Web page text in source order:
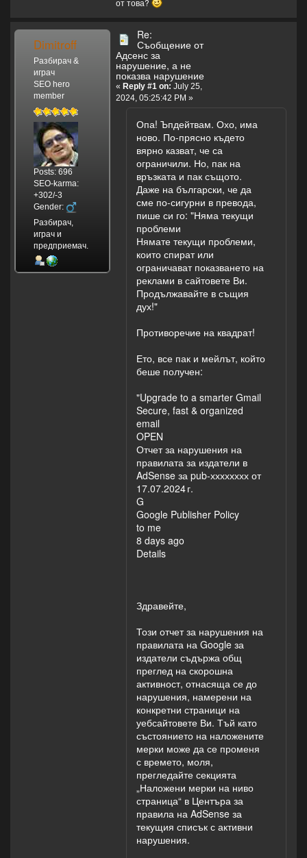
от това?
Dimitroff
Разбирач &
играч
SEO hero
member
Posts: 696
SEO-karma:
+302/-3
Gender:
Разбирач,
играч и
предприемач.
Re:
Съобщение от
Адсенс за
нарушение, а не
показва нарушение
« Reply #1 on: July 25,
2024, 05:25:42 PM »
Опа! Ъпдейтвам. Охо, има
ново. По-прясно където
вярно казват, че са
ограничили. Но, пак на
връзката и пак същото.
Даже на български, че да
сме по-сигурни в превода,
пише си го: "Няма текущи
проблеми
Нямате текущи проблеми,
които спират или
ограничават показването на
реклами в сайтовете Ви.
Продължавайте в същия
дух!"
Противоречие на квадрат!
Ето, все пак и мейлът, който
беше получен:
"Upgrade to a smarter Gmail
Secure, fast & organized
email
OPEN
Отчет за нарушения на
правилата за издатели в
AdSense за pub-хххххххх от
17.07.2024 г.
G
Google Publisher Policy
to me
8 days ago
Details
Здравейте,
Този отчет за нарушения на
правилата на Google за
издатели съдържа общ
преглед на скорошна
активност, отнасяща се до
нарушения, намерени на
конкретни страници на
уебсайтовете Ви. Тъй като
състоянието на наложените
мерки може да се променя
с времето, моля,
прегледайте секцията
„Наложени мерки на ниво
страница“ в Центъра за
правила на AdSense за
текущия списък с активни
нарушения.